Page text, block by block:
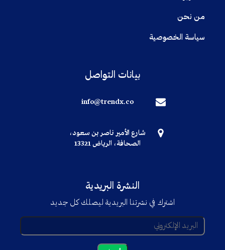
من نحن
سياسة الخصوصية
بيانات التواصل
info@trendx.co
شارع الأمير ناصر بن سعود،
الصحافة، الرياض 13321
النشرة البريدية
اشترك في نشرتنا البريدية ليصلك كل جديد